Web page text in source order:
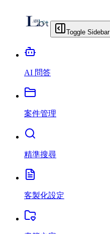
Toggle Sidebar
AI 問答
案件管理
精準搜尋
客製化設定